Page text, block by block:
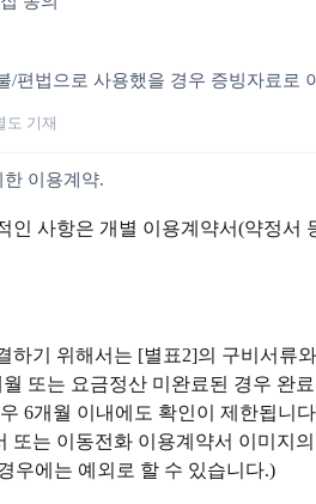
/편법으로 사용했을 경우 증빙자료로
도 기재
이용계약.
사항은 개별 이용계약서(약정서
기 위해서는 [별표2]의 구비서류
또는 요금정산 미완료된 경우 완
6개월 이내에도 확인이 제한됩니
또는 이동전화 이용계약서 이미지
우에는 예외로 할 수 있습니다.)